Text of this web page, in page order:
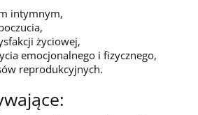
intymnym,
życiowej,
emocjonalnego i fizycznego,
reprodukcyjnych.